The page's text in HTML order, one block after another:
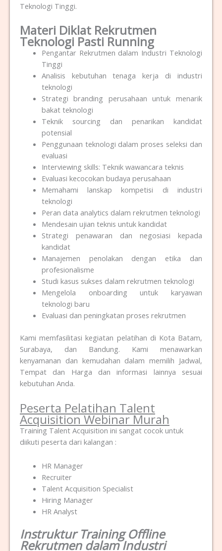
Teknologi Tinggi.
Materi Diklat Rekrutmen
Teknologi Pasti Running
Pengantar Rekrutmen dalam Industri Teknologi
Tinggi
Analisis kebutuhan tenaga kerja di industri
teknologi
Strategi branding perusahaan untuk menarik
bakat teknologi
Teknik sourcing dan penarikan kandidat
potensial
Penggunaan teknologi dalam proses seleksi dan
evaluasi
Interviewing skills: Teknik wawancara teknis
Evaluasi kecocokan budaya perusahaan
Memahami lanskap kompetisi di industri
teknologi
Peran data analytics dalam rekrutmen teknologi
Mendesain ujian teknis untuk kandidat
Strategi penawaran dan negosiasi kepada
kandidat
Manajemen penolakan dengan etika dan
profesionalisme
Studi kasus sukses dalam rekrutmen teknologi
Mengelola onboarding untuk karyawan
teknologi baru
Evaluasi dan peningkatan proses rekrutmen
Kami memfasilitasi kegiatan pelatihan di Kota Batam,
Surabaya, dan Bandung. Kami menawarkan
kenyamanan dan kemudahan dalam memilih Jadwal,
Tempat dan Harga dan informasi lainnya sesuai
kebutuhan Anda.
Peserta Pelatihan Talent
Acquisition Webinar Murah
Training Talent Acquisition ini sangat cocok untuk
diikuti peserta dari kalangan :
HR Manager
Recruiter
Talent Acquisition Specialist
Hiring Manager
HR Analyst
Instruktur Training Offline
Rekrutmen dalam Industri